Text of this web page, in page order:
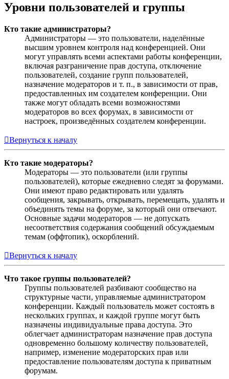
Уровни пользователей и группы
Кто такие администраторы?
Администраторы — это пользователи, наделённые
высшим уровнем контроля над конференцией. Они
могут управлять всеми аспектами работы конференции,
включая разграничение прав доступа, отключение
пользователей, создание групп пользователей,
назначение модераторов и т. п., в зависимости от прав,
предоставленных им создателем конференции. Они
также могут обладать всеми возможностями
модераторов во всех форумах, в зависимости от
настроек, произведённых создателем конференции.
Вернуться к началу
Кто такие модераторы?
Модераторы — это пользователи (или группы
пользователей), которые ежедневно следят за форумами.
Они имеют право редактировать или удалять
сообщения, закрывать, открывать, перемещать, удалять и
объединять темы на форуме, за который они отвечают.
Основные задачи модераторов — не допускать
несоответствия содержания сообщений обсуждаемым
темам (оффтопик), оскорблений.
Вернуться к началу
Что такое группы пользователей?
Группы пользователей разбивают сообщество на
структурные части, управляемые администратором
конференции. Каждый пользователь может состоять в
нескольких группах, и каждой группе могут быть
назначены индивидуальные права доступа. Это
облегчает администраторам назначение прав доступа
одновременно большому количеству пользователей,
например, изменение модераторских прав или
предоставление пользователям доступа к приватным
форумам.